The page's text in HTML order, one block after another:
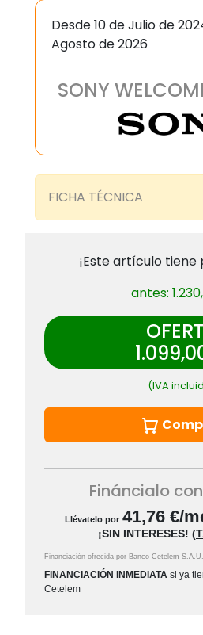
Desde 10 de Julio de
Agosto de 2026
SONY
FICHA TÉCNICA
¡Este artículo
antes:
(IVA
Fináncialo
Llévatelo por 41,76 €/
¡SIN INTERESES! (
Financiación ofrecida por Banco Cetelem S.A.U.
FINANCIACIÓN INMEDIATA si ya
Cetelem